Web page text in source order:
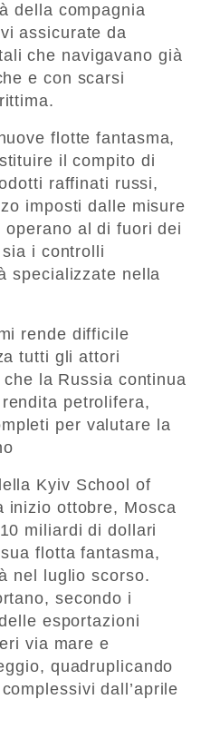
della compagnia
assicurate da
che navigavano già
e con scarsi
flotte fantasma,
il compito di
raffinati russi,
imposti dalle misure
al di fuori dei
i controlli
specializzate nella
rende difficile
tutti gli attori
la Russia continua
petrolifera,
per valutare la
Kyiv School of
inizio ottobre, Mosca
miliardi di dollari
flotta fantasma,
nel luglio scorso.
secondo i
esportazioni
via mare e
quadruplicando
dall’aprile